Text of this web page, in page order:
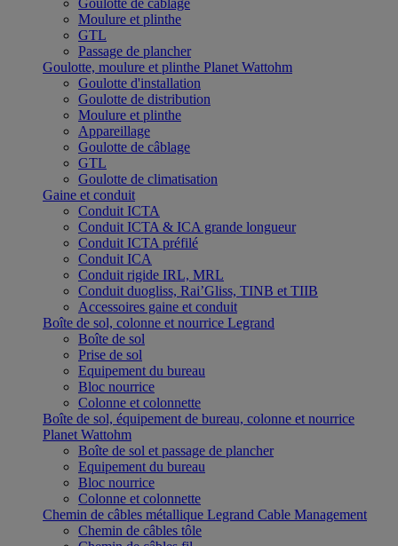
Goulotte de câblage
Moulure et plinthe
GTL
Passage de plancher
Goulotte, moulure et plinthe Planet Wattohm
Goulotte d'installation
Goulotte de distribution
Moulure et plinthe
Appareillage
Goulotte de câblage
GTL
Goulotte de climatisation
Gaine et conduit
Conduit ICTA
Conduit ICTA & ICA grande longueur
Conduit ICTA préfilé
Conduit ICA
Conduit rigide IRL, MRL
Conduit duogliss, Rai’Gliss, TINB et TIIB
Accessoires gaine et conduit
Boîte de sol, colonne et nourrice Legrand
Boîte de sol
Prise de sol
Equipement du bureau
Bloc nourrice
Colonne et colonnette
Boîte de sol, équipement de bureau, colonne et nourrice
Planet Wattohm
Boîte de sol et passage de plancher
Equipement du bureau
Bloc nourrice
Colonne et colonnette
Chemin de câbles métallique Legrand Cable Management
Chemin de câbles tôle